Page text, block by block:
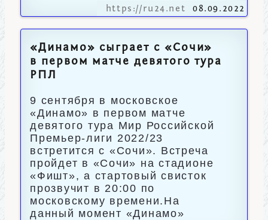
https://ru24.net 08.09.2022
«Динамо» сыграет с «Сочи»
в первом матче девятого тура
РПЛ
9 сентября в московское
«Динамо» в первом матче
девятого тура Мир Российской
Премьер-лиги 2022/23
встретится с «Сочи». Встреча
пройдет в «Сочи» на стадионе
«Фишт», а стартовый свисток
прозвучит в 20:00 по
московскому времени.На
данный момент «Динамо»